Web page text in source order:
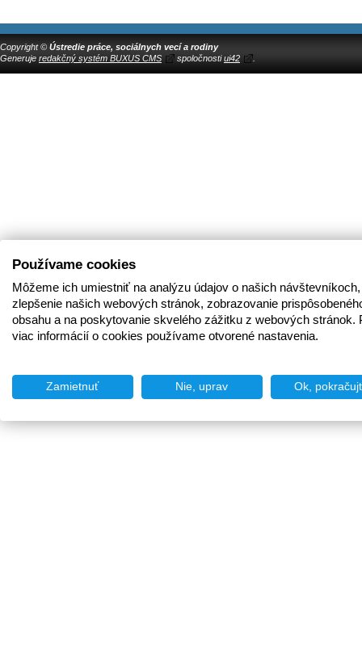
Copyright © Ústredie práce, sociálnych vecí a rodiny
Generuje redakčný systém BUXUS CMS spoločnostiui42
Používame cookies
Môžeme ich umiestniť na analýzu údajov o našich
zlepšenie našich webových stránok, zobrazovanie
obsahu a na poskytovanie skvelého zážitku z webových stránok.
viac informácií o cookies používame otvorené nastavenia.
Zamietnuť Nie, uprav Ok,